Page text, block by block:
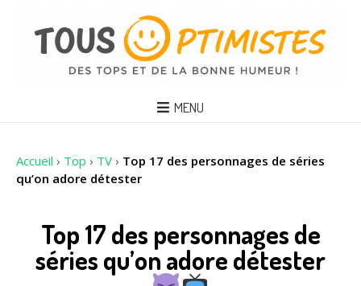
MENU
Accueil › Top › TV › Top 17 des personnages de séries
qu’on adore détester
Top 17 des personnages de
séries qu’on adore détester